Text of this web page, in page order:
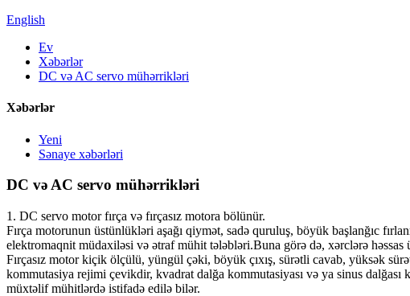
English
Ev
Xəbərlər
DC və AC servo mühərrikləri
Xəbərlər
Yeni
Sənaye xəbərləri
DC və AC servo mühərrikləri
1. DC servo motor fırça və fırçasız motora bölünür.
Fırça motorunun üstünlükləri aşağı qiymət, sadə quruluş, böyük başlanğıc
elektromaqnit müdaxiləsi və ətraf mühit tələbləri.Buna görə də, xərclərə
Fırçasız motor kiçik ölçülü, yüngül çəki, böyük çıxış, sürətli cavab, yüksək
kommutasiya rejimi çevikdir, kvadrat dalğa kommutasiyası və ya sinus dalğası
müxtəlif mühitlərdə istifadə edilə bilər.